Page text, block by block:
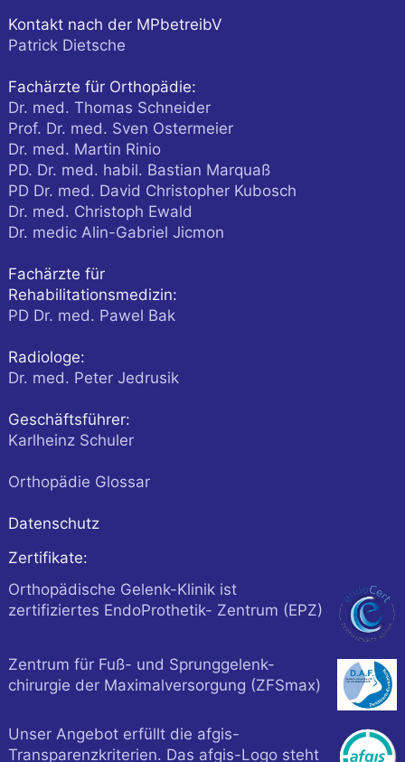
Kontakt nach der MPbetreibV
Patrick Dietsche
Fachärzte für Orthopädie:
Dr. med. Thomas Schneider
Prof. Dr. med. Sven Ostermeier
Dr. med. Martin Rinio
PD. Dr. med. habil. Bastian Marquaß
PD Dr. med. David Christopher Kubosch
Dr. med. Christoph Ewald
Dr. medic Alin-Gabriel Jicmon
Fachärzte für
Rehabilitationsmedizin:
PD Dr. med. Pawel Bak
Radiologe:
Dr. med. Peter Jedrusik
Geschäftsführer:
Karlheinz Schuler
Orthopädie Glossar
Datenschutz
Zertifikate:
Orthopädische Gelenk-Klinik ist
zertifiziertes EndoProthetik- Zentrum (EPZ)
Zentrum für Fuß- und Sprunggelenk-
chirurgie der Maximalversorgung (ZFSmax)
Unser Angebot erfüllt die afgis-
Transparenzkriterien. Das afgis-Logo steht